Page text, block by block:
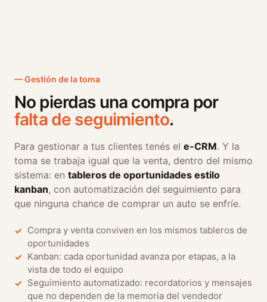
— Gestión de la toma
No pierdas una compra por
falta de seguimiento.
Para gestionar a tus clientes tenés el e-CRM. Y la
toma se trabaja igual que la venta, dentro del mismo
sistema: en tableros de oportunidades estilo
kanban, con automatización del seguimiento para
que ninguna chance de comprar un auto se enfríe.
✓ Compra y venta conviven en los mismos tableros de
oportunidades
✓ Kanban: cada oportunidad avanza por etapas, a la
vista de todo el equipo
✓ Seguimiento automatizado: recordatorios y mensajes
que no dependen de la memoria del vendedor